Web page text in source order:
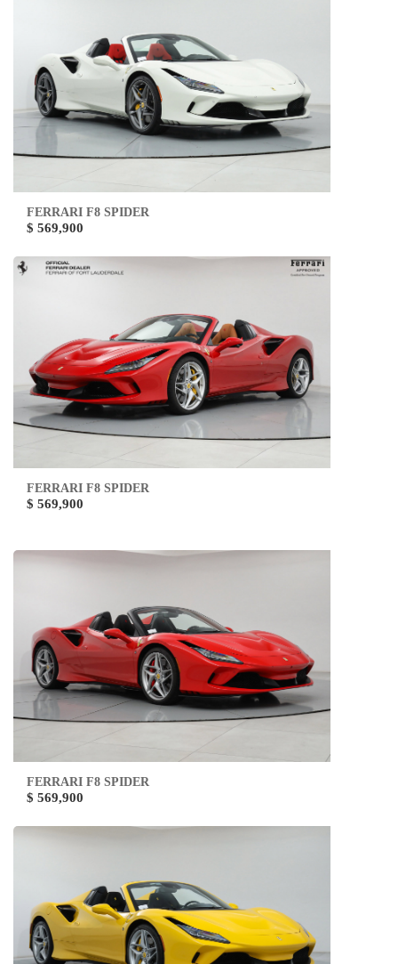
FERRARI F8 SPIDER
$ 569,900
FERRARI F8 SPIDER
$ 569,900
FERRARI F8 SPIDER
$ 569,900